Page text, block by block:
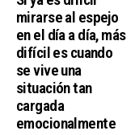
mirarse al espejo
en el día a día, más
difícil es cuando
se vive una
situación tan
cargada
emocionalmente